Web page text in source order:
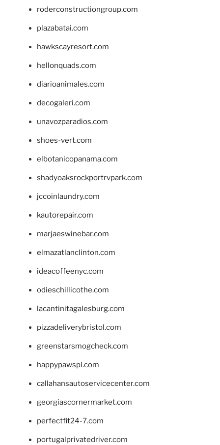
roderconstructiongroup.com
plazabatai.com
hawkscayresort.com
hellonquads.com
diarioanimales.com
decogaleri.com
unavozparadios.com
shoes-vert.com
elbotanicopanama.com
shadyoaksrockportrvpark.com
jccoinlaundry.com
kautorepair.com
marjaeswinebar.com
elmazatlanclinton.com
ideacoffeenyc.com
odieschillicothe.com
lacantinitagalesburg.com
pizzadeliverybristol.com
greenstarsmogcheck.com
happypawspl.com
callahansautoservicecenter.com
georgiascornermarket.com
perfectfit24-7.com
portugalprivatedriver.com